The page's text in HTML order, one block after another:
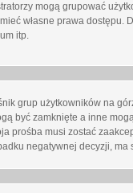
mogą grupować
własne prawa
itp.
grup użytkowników na
być zamknięte a inne
prośba musi zostać
negatywnej decyzji, ma